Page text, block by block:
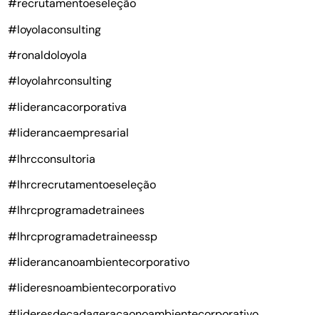
#recrutamentoeseleção
#loyolaconsulting
#ronaldoloyola
#loyolahrconsulting
#liderancacorporativa
#liderancaempresarial
#lhrcconsultoria
#lhrcrecrutamentoeseleção
#lhrcprogramadetrainees
#lhrcprogramadetraineessp
#liderancanoambientecorporativo
#lideresnoambientecorporativo